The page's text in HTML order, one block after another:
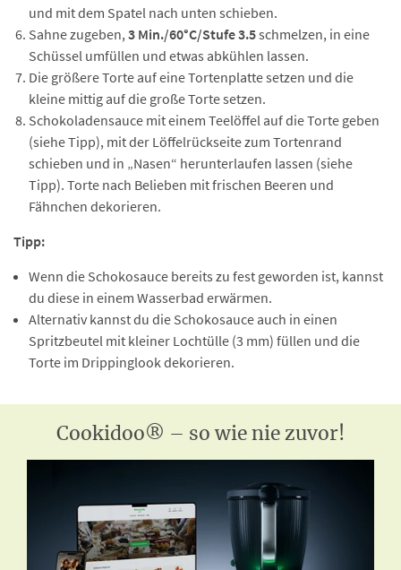
und mit dem Spatel nach unten schieben.
Sahne zugeben, 3 Min./60°C/Stufe 3.5schmelzen, in eine
Schüssel umfüllen und etwas abkühlen lassen.
Die größere Torte auf eine Tortenplatte setzen und die
kleine mittig auf die große Torte setzen.
Schokoladensauce mit einem Teelöffel auf die Torte geben
(siehe Tipp), mit der Löffelrückseite zum Tortenrand
schieben und in „Nasen“ herunterlaufen lassen (siehe
Tipp). Torte nach Belieben mit frischen Beeren und
Fähnchen dekorieren.
Tipp:
Wenn die Schokosauce bereits zu fest geworden ist, kannst
du diese in einem Wasserbad erwärmen.
Alternativ kannst du die Schokosauce auch in einen
Spritzbeutel mit kleiner Lochtülle (3 mm) füllen und die
Torte im Drippinglook dekorieren.
Cookidoo® – so wie nie zuvor!